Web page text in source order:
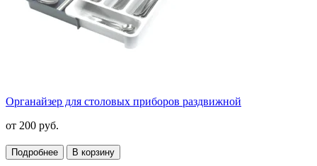
Органайзер для столовых приборов раздвижной
от 200 руб.
Подробнее В корзину